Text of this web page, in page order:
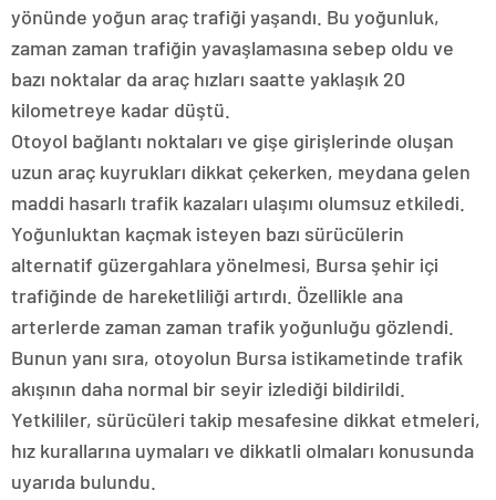
yönünde yoğun araç trafiği yaşandı. Bu yoğunluk,
zaman zaman trafiğin yavaşlamasına sebep oldu ve
bazı noktalar da araç hızları saatte yaklaşık 20
kilometreye kadar düştü.
Otoyol bağlantı noktaları ve gişe girişlerinde oluşan
uzun araç kuyrukları dikkat çekerken, meydana gelen
maddi hasarlı trafik kazaları ulaşımı olumsuz etkiledi.
Yoğunluktan kaçmak isteyen bazı sürücülerin
alternatif güzergahlara yönelmesi, Bursa şehir içi
trafiğinde de hareketliliği artırdı. Özellikle ana
arterlerde zaman zaman trafik yoğunluğu gözlendi.
Bunun yanı sıra, otoyolun Bursa istikametinde trafik
akışının daha normal bir seyir izlediği bildirildi.
Yetkililer, sürücüleri takip mesafesine dikkat etmeleri,
hız kurallarına uymaları ve dikkatli olmaları konusunda
uyarıda bulundu.